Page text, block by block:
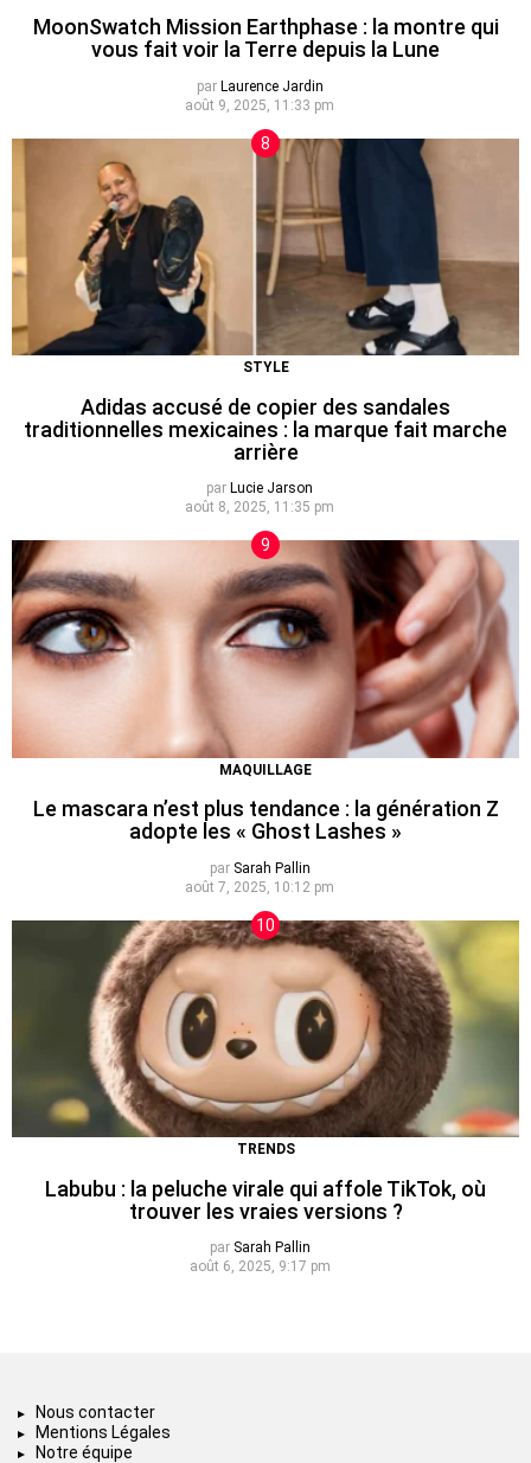
MoonSwatch Mission Earthphase : la montre qui
vous fait voir la Terre depuis la Lune
par Laurence Jardin
août 9, 2025, 11:33 pm
STYLE
Adidas accusé de copier des sandales
traditionnelles mexicaines : la marque fait marche
arrière
par Lucie Jarson
août 8, 2025, 11:35 pm
MAQUILLAGE
Le mascara n’est plus tendance : la génération Z
adopte les « Ghost Lashes »
par Sarah Pallin
août 7, 2025, 10:12 pm
TRENDS
Labubu : la peluche virale qui affole TikTok, où
trouver les vraies versions ?
par Sarah Pallin
août 6, 2025, 9:17 pm
Nous contacter
Mentions Légales
Notre équipe